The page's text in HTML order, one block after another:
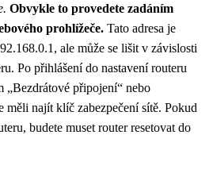
Obvykle to provedete zadáním
prohlížeče. Tato adresa je
ale může se lišit v závislosti
Po přihlášení do nastavení routeru
„Bezdrátové připojení“ nebo
měli najít klíč zabezpečení sítě. Pokud
budete muset router resetovat do